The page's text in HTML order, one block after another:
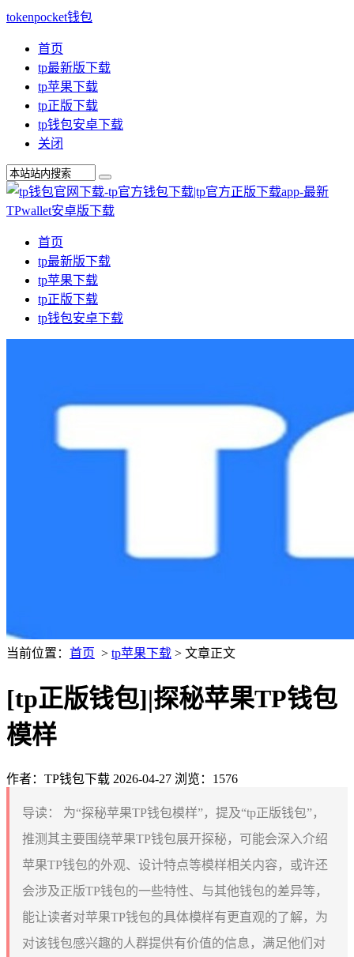
tokenpocket钱包
首页
tp最新版下载
tp苹果下载
tp正版下载
tp钱包安卓下载
关闭
首页
tp最新版下载
tp苹果下载
tp正版下载
tp钱包安卓下载
当前位置： 首页 > tp苹果下载 > 文章正文
[tp正版钱包]|探秘苹果TP钱包
模样
作者：TP钱包下载 2026-04-27 浏览：1576
导读：
为“探秘苹果TP钱包模样”，提及“tp正版钱包”，
推测其主要围绕苹果TP钱包展开探秘，可能会深入介绍
苹果TP钱包的外观、设计特点等模样相关内容，或许还
会涉及正版TP钱包的一些特性、与其他钱包的差异等，
能让读者对苹果TP钱包的具体模样有更直观的了解，为
对该钱包感兴趣的人群提供有价值的信息，满足他们对